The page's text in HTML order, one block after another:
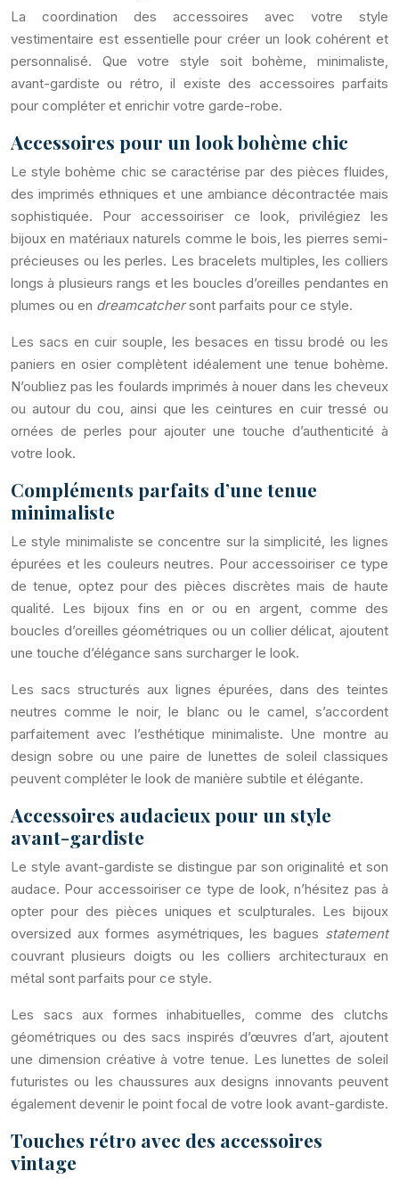
La coordination des accessoires avec votre style
vestimentaire est essentielle pour créer un look cohérent et
personnalisé. Que votre style soit bohème, minimaliste,
avant-gardiste ou rétro, il existe des accessoires parfaits
pour compléter et enrichir votre garde-robe.
Accessoires pour un look bohème chic
Le style bohème chic se caractérise par des pièces fluides,
des imprimés ethniques et une ambiance décontractée mais
sophistiquée. Pour accessoiriser ce look, privilégiez les
bijoux en matériaux naturels comme le bois, les pierres semi-
précieuses ou les perles. Les bracelets multiples, les colliers
longs à plusieurs rangs et les boucles d’oreilles pendantes en
plumes ou en dreamcatchersont parfaits pour ce style.
Les sacs en cuir souple, les besaces en tissu brodé ou les
paniers en osier complètent idéalement une tenue bohème.
N’oubliez pas les foulards imprimés à nouer dans les cheveux
ou autour du cou, ainsi que les ceintures en cuir tressé ou
ornées de perles pour ajouter une touche d’authenticité à
votre look.
Compléments parfaits d’une tenue
minimaliste
Le style minimaliste se concentre sur la simplicité, les lignes
épurées et les couleurs neutres. Pour accessoiriser ce type
de tenue, optez pour des pièces discrètes mais de haute
qualité. Les bijoux fins en or ou en argent, comme des
boucles d’oreilles géométriques ou un collier délicat, ajoutent
une touche d’élégance sans surcharger le look.
Les sacs structurés aux lignes épurées, dans des teintes
neutres comme le noir, le blanc ou le camel, s’accordent
parfaitement avec l’esthétique minimaliste. Une montre au
design sobre ou une paire de lunettes de soleil classiques
peuvent compléter le look de manière subtile et élégante.
Accessoires audacieux pour un style
avant-gardiste
Le style avant-gardiste se distingue par son originalité et son
audace. Pour accessoiriser ce type de look, n’hésitez pas à
opter pour des pièces uniques et sculpturales. Les bijoux
oversized aux formes asymétriques, les bagues statement
couvrant plusieurs doigts ou les colliers architecturaux en
métal sont parfaits pour ce style.
Les sacs aux formes inhabituelles, comme des clutchs
géométriques ou des sacs inspirés d’œuvres d’art, ajoutent
une dimension créative à votre tenue. Les lunettes de soleil
futuristes ou les chaussures aux designs innovants peuvent
également devenir le point focal de votre look avant-gardiste.
Touches rétro avec des accessoires
vintage